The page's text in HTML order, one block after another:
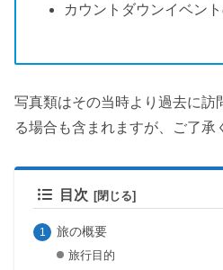
カウントダウンイベン
写真類はその当時より過去に訪
る場合も含まれますが、ご了承
目次
旅の概要
旅行目的